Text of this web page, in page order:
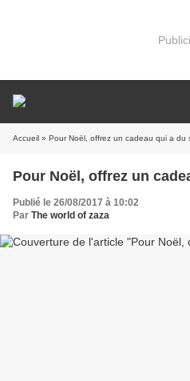
Accueil » Pour Noël, offrez un cadeau qui a du
Pour Noël, offrez un
Publié le 26/08/2017 à 10:02
Par The world of zaza